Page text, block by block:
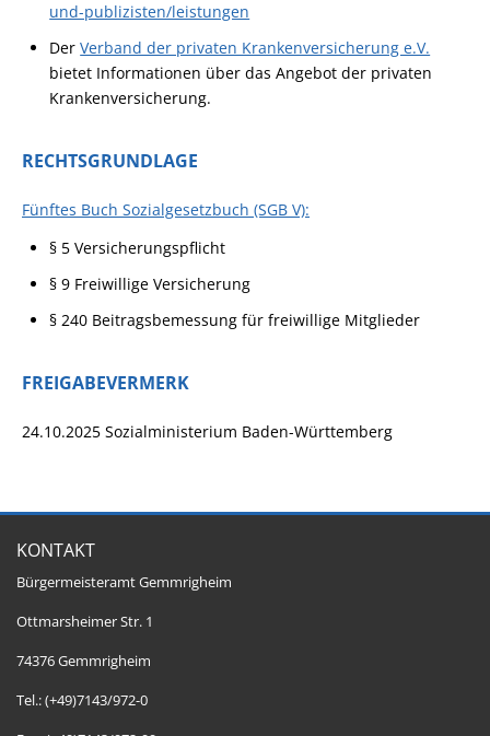
und-publizisten/leistungen
DerVerband der privaten Krankenversicherung e.V.
bietet Informationen über das Angebot der privaten
Krankenversicherung.
RECHTSGRUNDLAGE
Fünftes Buch Sozialgesetzbuch (SGB V):
§ 5 Versicherungspflicht
§ 9 Freiwillige Versicherung
§ 240 Beitragsbemessung für freiwillige Mitglieder
FREIGABEVERMERK
24.10.2025 Sozialministerium Baden-Württemberg
KONTAKT
Bürgermeisteramt Gemmrigheim
Ottmarsheimer Str. 1
74376 Gemmrigheim
Tel.: (+49)7143/972-0